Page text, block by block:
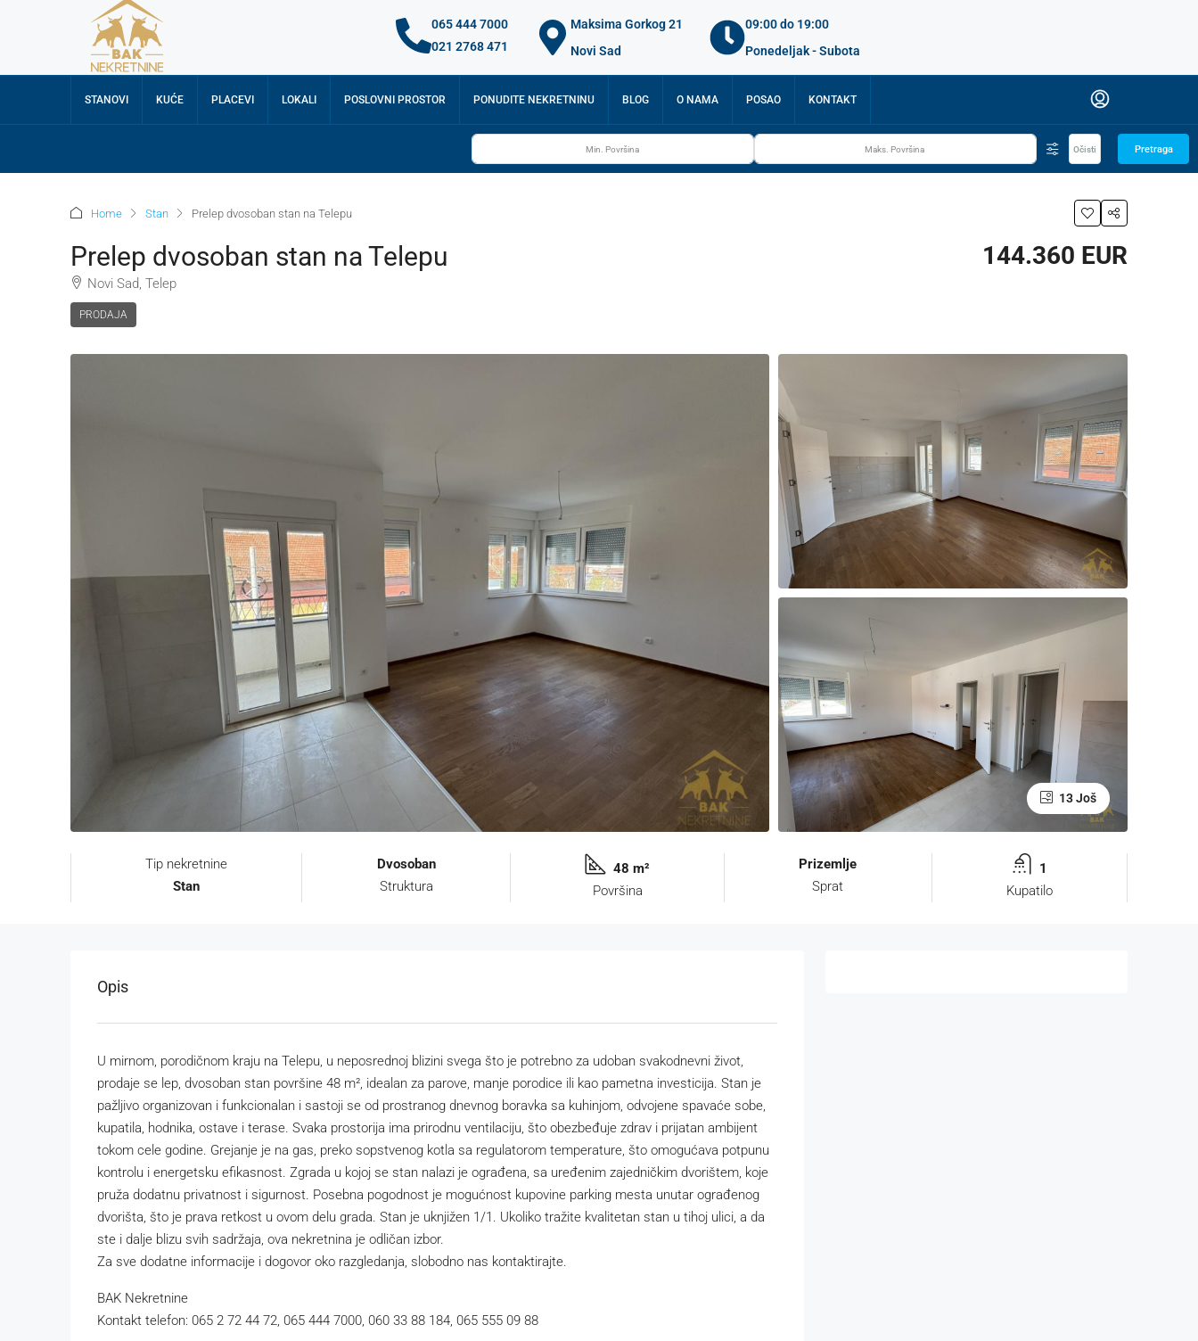
065 444 7000
021 2768 471
Maksima Gorkog 21
Novi Sad
09:00 do 19:00
Ponedeljak - Subota
STANOVI KUĆE PLACEVI LOKALI POSLOVNI PROSTOR PONUDITE NEKRETNINU BLOG O NAMA POSAO KONTAKT
Očisti Pretraga
Home Stan Prelep dvosoban stan na Telepu
Prelep dvosoban stan na Telepu
Novi Sad, Telep
PRODAJA
144.360 EUR
13 Još
Tip nekretnine
Stan
Dvosoban
Struktura
48 m²
Površina
Prizemlje
Sprat
1
Kupatilo
Opis
U mirnom, porodičnom kraju na Telepu, u neposrednoj blizini svega što je potrebno za udoban svakodnevni život,
prodaje se lep, dvosoban stan površine 48 m², idealan za parove, manje porodice ili kao pametna investicija. Stan je
pažljivo organizovan i funkcionalan i sastoji se od prostranog dnevnog boravka sa kuhinjom, odvojene spavaće sobe,
kupatila, hodnika, ostave i terase. Svaka prostorija ima prirodnu ventilaciju, što obezbeđuje zdrav i prijatan ambijent
tokom cele godine. Grejanje je na gas, preko sopstvenog kotla sa regulatorom temperature, što omogućava potpunu
kontrolu i energetsku efikasnost. Zgrada u kojoj se stan nalazi je ograđena, sa uređenim zajedničkim dvorištem, koje
pruža dodatnu privatnost i sigurnost. Posebna pogodnost je mogućnost kupovine parking mesta unutar ograđenog
dvorišta, što je prava retkost u ovom delu grada. Stan je uknjižen 1/1. Ukoliko tražite kvalitetan stan u tihoj ulici, a da
ste i dalje blizu svih sadržaja, ova nekretnina je odličan izbor.
Za sve dodatne informacije i dogovor oko razgledanja, slobodno nas kontaktirajte.
BAK Nekretnine
Kontakt telefon: 065 2 72 44 72, 065 444 7000, 060 33 88 184, 065 555 09 88